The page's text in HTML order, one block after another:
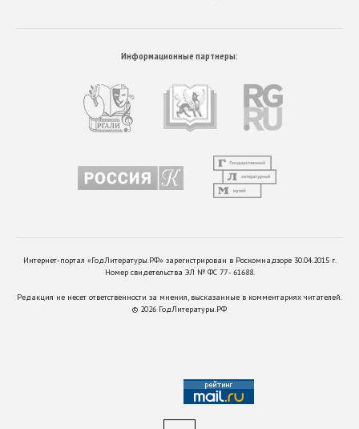
Информационные партнеры:
Интернет-портал «ГодЛитературы.РФ» зарегистрирован в Роскомнадзоре 30.04.2015 г.
Номер свидетельства ЭЛ № ФС 77 - 61688.
Редакция не несет ответственности за мнения, высказанные в комментариях читателей.
© 2026 ГодЛитературы.РФ